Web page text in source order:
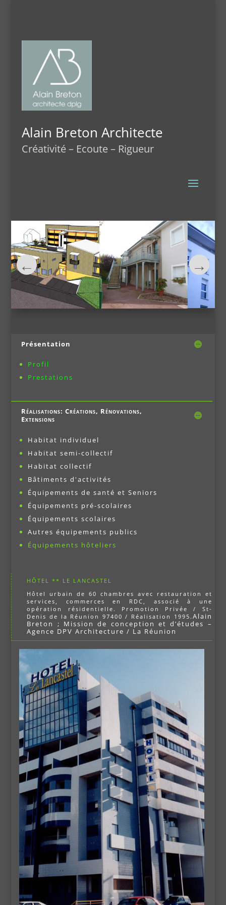
Alain Breton Architecte
Créativité – Ecoute – Rigueur
Présentation
Profil
Prestations
Réalisations: Créations, Rénovations,
Extensions
Habitat individuel
Habitat semi-collectif
Habitat collectif
Bâtiments d'activités
Équipements de santé et Seniors
Équipements pré-scolaires
Équipements scolaires
Autres équipements publics
Équipements hôteliers
HÔTEL ** LE LANCASTEL
Hôtel urbain de 60 chambres avec restauration et
services, commerces en RDC, associé à une
opération résidentielle. Promotion Privée / St-
Denis de la Réunion 97400 / Réalisation 1995. Alain
Breton ; Mission de conception et d’études –
Agence DPV Architecture / La Réunion